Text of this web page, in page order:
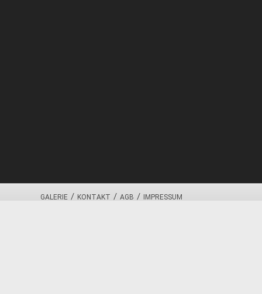
GALERIE / KONTAKT / AGB / IMPRESSUM